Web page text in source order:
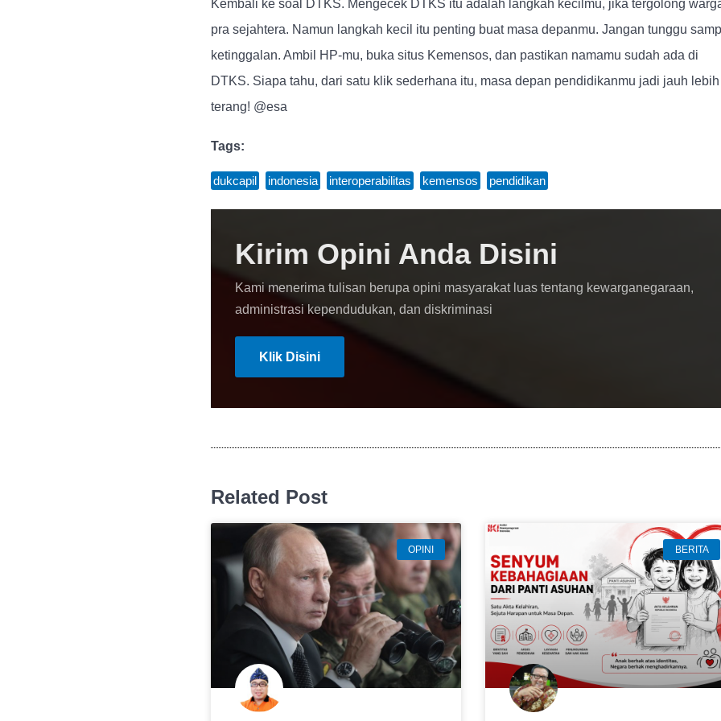
Kembali ke soal DTKS. Mengecek DTKS itu adalah langkah kecilmu, jika tergolong
pra sejahtera. Namun langkah kecil itu penting buat masa depanmu. Jangan tunggu
ketinggalan. Ambil HP-mu, buka situs Kemensos, dan pastikan namamu sudah ada di
DTKS. Siapa tahu, dari satu klik sederhana itu, masa depan pendidikanmu jadi jauh lebih
terang! @esa
Tags:
dukcapil indonesia interoperabilitas kemensos pendidikan
Kirim Opini Anda Disini
Kami menerima tulisan berupa opini masyarakat luas tentang kewarganegaraan,
administrasi kependudukan, dan diskriminasi
Klik Disini
Related Post
OPINI BERITA